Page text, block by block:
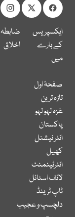
ایکسپریس
کے بارے
میں
ضابطہ
اخلاق
صفحۂ اول
تازہ ترین
غزہ لہو لہو
پاکستان
انٹر نیشنل
کھیل
انٹرٹینمنٹ
لائف اسٹائل
ٹاپ ٹرینڈ
دلچسپ و عجیب